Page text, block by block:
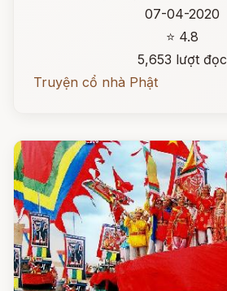
07-04-2020
⭐ 4.8
5,653 lượt đọc
Truyện cổ nhà Phật